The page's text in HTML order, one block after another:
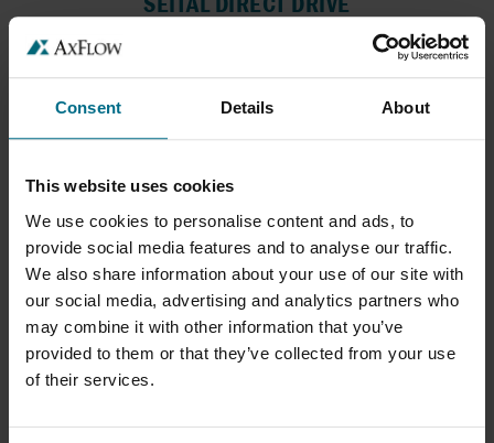
Consent Details About
This website uses cookies
We use cookies to personalise content and ads, to
provide social media features and to analyse our traffic.
We also share information about your use of our site with
our social media, advertising and analytics partners who
may combine it with other information that you’ve
provided to them or that they’ve collected from your use
of their services.
Seital Direct Drive je konfigurácia odstredivých...
Maximálny prietok 10000 l/h
SEITAL PRE PIVOVARY